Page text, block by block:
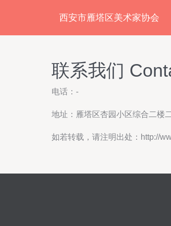
西安市雁塔区美术家协会
联系我们
电话：-
地址：雁塔区杏园小区综合二楼
如若转载，请注明出处：http://